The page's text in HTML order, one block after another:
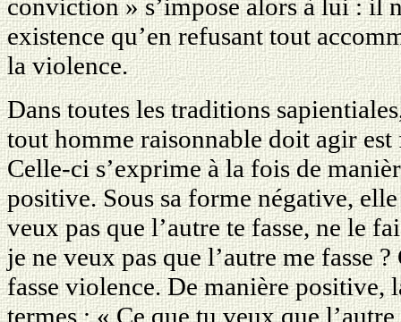
conviction » s’impose alors à lui : il
existence qu’en refusant tout
la violence.
Dans toutes les traditions
tout homme raisonnable doit agir est
Celle-ci s’exprime à la fois de
positive. Sous sa forme négative,
veux pas que l’autre te fasse, ne le
je ne veux pas que l’autre me fasse
fasse violence. De manière positive,
termes : « Ce que tu veux que